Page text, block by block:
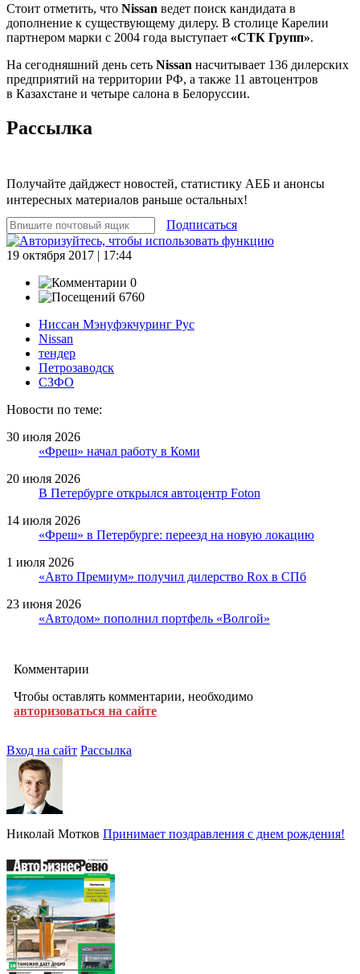
Стоит отметить, что Nissan ведет поиск кандидата в
дополнение к существующему дилеру. В столице Карелии
партнером марки с 2004 года выступает «СТК Групп».
На сегодняшний день сеть Nissan насчитывает 136 дилерских
предприятий на территории РФ, а также 11 автоцентров
в Казахстане и четыре салона в Белоруссии.
Рассылка
Получайте дайджест новостей, статистику АЕБ и анонсы
интересных материалов раньше остальных!
Подписаться
19 октября 2017 | 17:44
0
6760
Ниссан Мэнуфэкчуринг Рус
Nissan
тендер
Петрозаводск
СЗФО
Новости по теме:
30 июля 2026
«Фреш» начал работу в Коми
20 июля 2026
В Петербурге открылся автоцентр Foton
14 июля 2026
«Фреш» в Петербурге: переезд на новую локацию
1 июля 2026
«Авто Премиум» получил дилерство Rox в СПб
23 июня 2026
«Автодом» пополнил портфель «Волгой»
Комментарии
Чтобы оставлять комментарии, необходимо
авторизоваться на сайте
Вход на сайт Рассылка
Николай Мотков Принимает поздравления с днем рождения!